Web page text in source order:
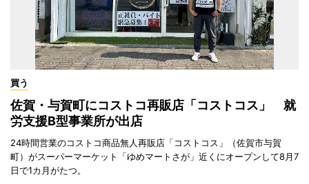
買う
佐賀・与賀町にコストコ再販店「コストコス」 就
労支援B型事業所が出店
24時間営業のコストコ商品無人再販店「コストコス」（佐賀市与賀
町）がスーパーマーケット「ゆめマートさが」近くにオープンして8月7
日で1カ月がたつ。